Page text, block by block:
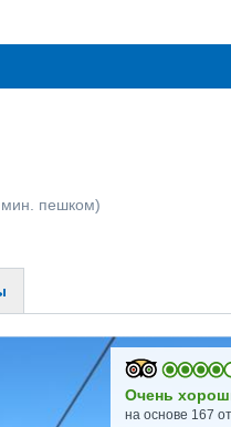
мин. пешком)
Очень
на основе 167